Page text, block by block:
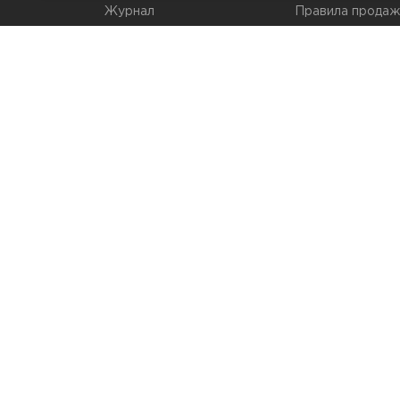
Журнал Правила